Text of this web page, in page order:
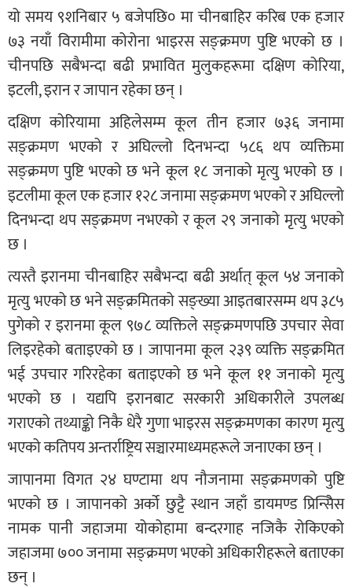
यो समय ९शनिबार ५ बजेपछि० मा चीनबाहिर करिब एक हजार
७३ नयाँ विरामीमा कोरोना भाइरस सङ्क्रमण पुष्टि भएको छ ।
चीनपछि सबैभन्दा बढी प्रभावित मुलुकहरूमा दक्षिण कोरिया,
इटली, इरान र जापान रहेका छन् ।
दक्षिण कोरियामा अहिलेसम्म कूल तीन हजार ७३६ जनामा
सङ्क्रमण भएको र अघिल्लो दिनभन्दा ५८६ थप व्यक्तिमा
सङ्क्रमण पुष्टि भएको छ भने कूल १८ जनाको मृत्यु भएको छ ।
इटलीमा कूल एक हजार १२८ जनामा सङ्क्रमण भएको र अघिल्लो
दिनभन्दा थप सङ्क्रमण नभएको र कूल २९ जनाको मृत्यु भएको
छ ।
त्यस्तै इरानमा चीनबाहिर सबैभन्दा बढी अर्थात् कूल ५४ जनाको
मृत्यु भएको छ भने सङ्क्रमितको सङ्ख्या आइतबारसम्म थप ३८५
पुगेको र इरानमा कूल ९७८ व्यक्तिले सङ्क्रमणपछि उपचार सेवा
लिइरहेको बताइएको छ । जापानमा कूल २३९ व्यक्ति सङ्क्रमित
भई उपचार गरिरहेका बताइएको छ भने कूल ११ जनाको मृत्यु
भएको छ । यद्यपि इरानबाट सरकारी अधिकारीले उपलब्ध
गराएको तथ्याङ्को निकै धेरै गुणा भाइरस सङ्क्रमणका कारण मृत्यु
भएको कतिपय अन्तर्राष्ट्रिय सञ्चारमाध्यमहरूले जनाएका छन् ।
जापानमा विगत २४ घण्टामा थप नौजनामा सङ्क्रमणको पुष्टि
भएको छ । जापानको अर्को छुट्टै स्थान जहाँ डायमण्ड प्रिन्सिेस
नामक पानी जहाजमा योकोहामा बन्दरगाह नजिकै रोकिएको
जहाजमा ७०० जनामा सङ्क्रमण भएको अधिकारीहरूले बताएका
छन् ।